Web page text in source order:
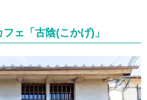
ェ「古陰(こかげ)」